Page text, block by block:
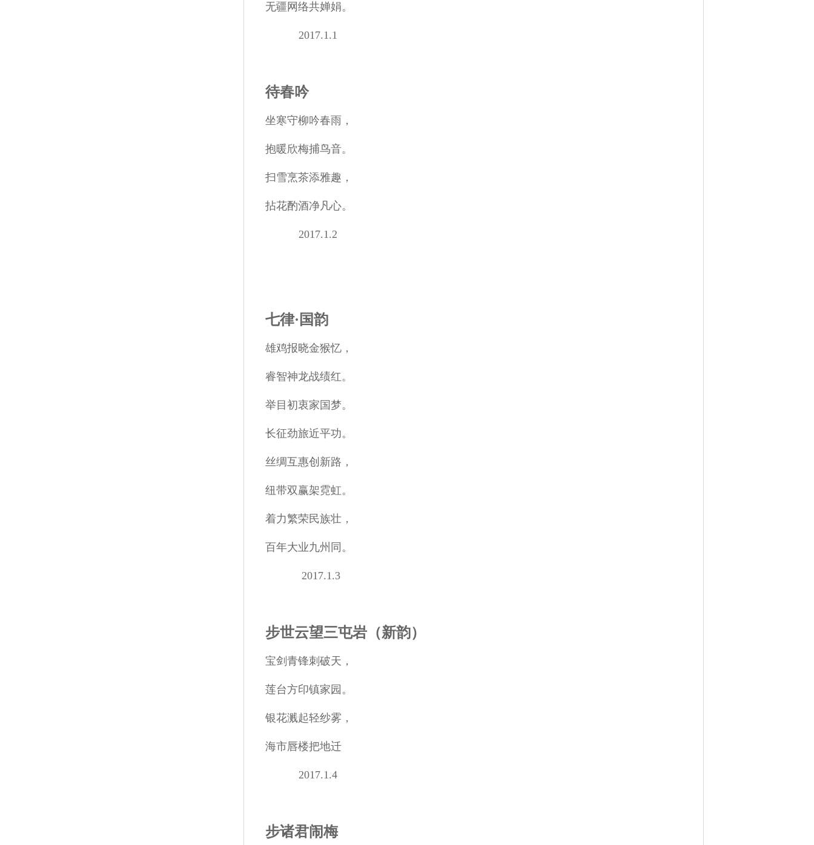
无疆网络共婵娟。
2017.1.1
待春吟
坐寒守柳吟春雨，
抱暖欣梅捕鸟音。
扫雪烹茶添雅趣，
拈花酌酒净凡心。
2017.1.2
七律·国韵
雄鸡报晓金猴忆，
睿智神龙战绩红。
举目初衷家国梦。
长征劲旅近平功。
丝绸互惠创新路，
纽带双赢架霓虹。
着力繁荣民族壮，
百年大业九州同。
2017.1.3
步世云望三屯岩（新韵）
宝剑青锋刺破天，
莲台方印镇家园。
银花溅起轻纱雾，
海市唇楼把地迁
2017.1.4
步诸君闹梅